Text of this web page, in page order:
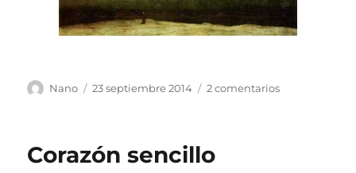
Autor
Nano
Publicado
23 septiembre 2014 2 comentariosen
Corazón sencillo